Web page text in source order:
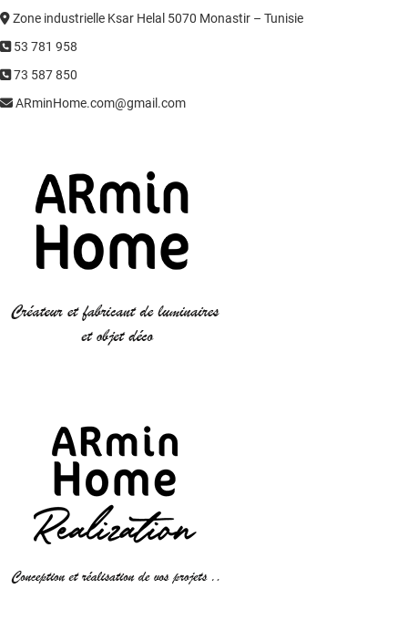
Zone industrielle Ksar Helal 5070 Monastir – Tunisie
53 781 958
73 587 850
ARminHome.com@gmail.com